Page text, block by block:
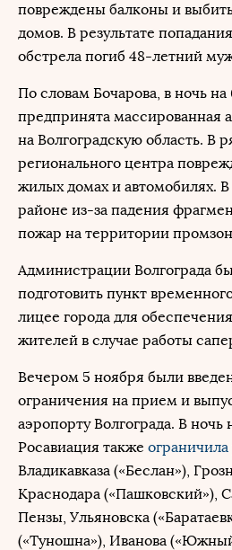
повреждены балконы и
домов. В результате
обстрела погиб 48-летний
По словам Бочарова, в ночь
предпринята массированная
на Волгоградскую область. В
регионального центра
жилых домах и автомобилях.
районе из-за падения
пожар на территории
Администрации Волгограда
подготовить пункт
лицее города для
жителей в случае работы
Вечером 5 ноября были
ограничения на прием и
аэропорту Волгограда. В ночь
Росавиация также ограничила
Владикавказа («Беслан»),
Краснодара («Пашковский»),
Пензы, Ульяновска
(«Туношна»), Иванова